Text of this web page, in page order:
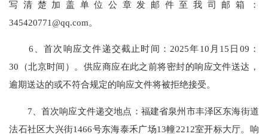
写清楚加盖单位公章发邮件至我司邮箱：
345420771@qq.com。
6、首次响应文件递交截止时间：2025年10月15日09：
30（北京时间）。供应商应在此之前将密封的响应文件送达，
逾期送达的或不符合规定的响应文件将被拒绝接受。
7、首次响应文件递交地点：福建省泉州市丰泽区东海街道
法石社区大兴街1466号东海泰禾广场13幢2212室开标大厅。响